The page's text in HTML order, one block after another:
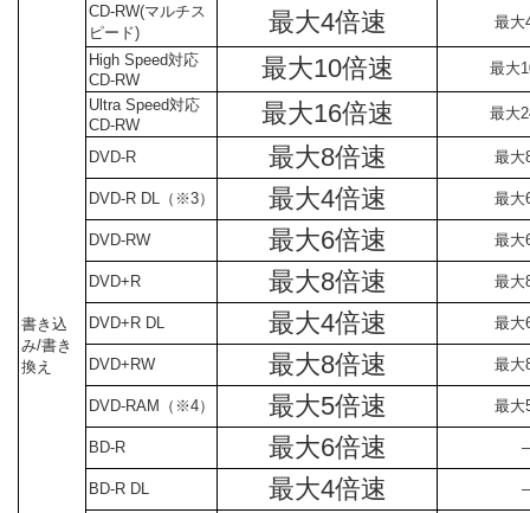
書き込
み/書き
換え
CD-RW(マルチス
ピード)
最大4倍速 最大
High Speed対応
CD-RW
最大10倍速 最大
Ultra Speed対応
CD-RW
最大16倍速 最大
DVD-R 最大8倍速 最大
DVD-R DL（※3） 最大4倍速 最大
DVD-RW 最大6倍速 最大
DVD+R 最大8倍速 最大
DVD+R DL 最大4倍速 最大
DVD+RW 最大8倍速 最大
DVD-RAM（※4） 最大5倍速 最大
BD-R 最大6倍速
BD-R DL 最大4倍速